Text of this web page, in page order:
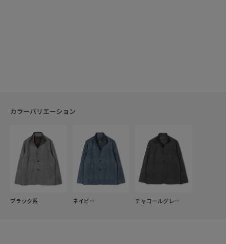
カラーバリエーション
ブラック系 ネイビー チャコールグレー